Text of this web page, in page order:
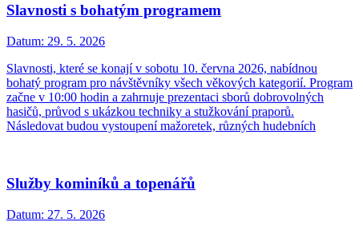
Slavnosti s bohatým programem
Datum: 29. 5. 2026
Slavnosti, které se konají v sobotu 10. června 2026, nabídnou
bohatý program pro návštěvníky všech věkových kategorií. Program
začne v 10:00 hodin a zahrnuje prezentaci sborů dobrovolných
hasičů, průvod s ukázkou techniky a stužkování praporů.
Následovat budou vystoupení mažoretek, různých hudebních
Služby kominíků a topenářů
Datum: 27. 5. 2026